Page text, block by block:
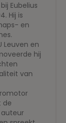
Eubelius
Hij is
en
Leuven en
hij
van
de
auteur